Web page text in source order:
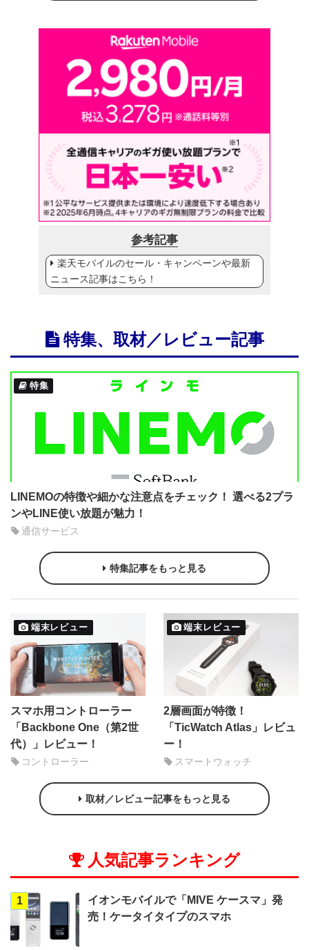
参考記事
楽天モバイルのセール・キャンペーンや最新
ニュース記事はこちら！
特集、取材／レビュー記事
特集
LINEMOの特徴や細かな注意点をチェック！ 選べる2プラ
ンやLINE使い放題が魅力！
通信サービス
特集記事をもっと見る
端末レビュー
スマホ用コントローラー
「Backbone One（第2世
代）」レビュー！
コントローラー
端末レビュー
2層画面が特徴！
「TicWatch Atlas」レビュ
ー！
スマートウォッチ
取材／レビュー記事をもっと見る
人気記事ランキング
1
イオンモバイルで「MIVE ケースマ」発
売！ケータイタイプのスマホ